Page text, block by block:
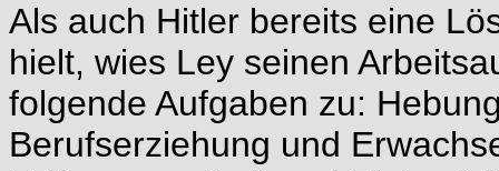
Als auch Hitler bereits eine
hielt, wies Ley seinen
folgende Aufgaben zu:
Berufserziehung und